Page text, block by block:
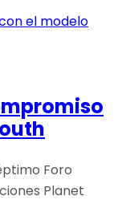
Foro
Planet